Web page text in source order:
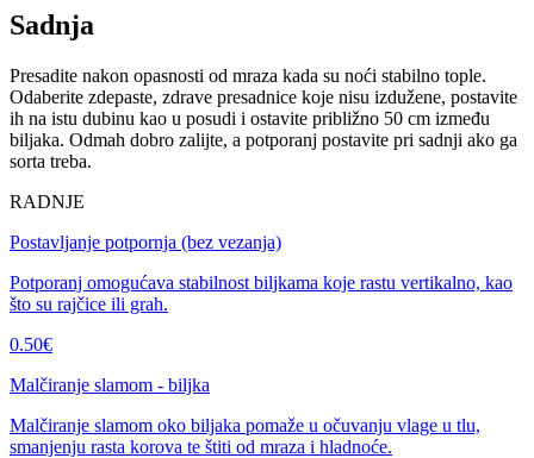
Sadnja
Presadite nakon opasnosti od mraza kada su noći stabilno tople.
Odaberite zdepaste, zdrave presadnice koje nisu izdužene, postavite
ih na istu dubinu kao u posudi i ostavite približno 50 cm između
biljaka. Odmah dobro zalijte, a potporanj postavite pri sadnji ako ga
sorta treba.
RADNJE
Postavljanje potpornja (bez vezanja)
Potporanj omogućava stabilnost biljkama koje rastu vertikalno, kao
što su rajčice ili grah.
0.50€
Malčiranje slamom - biljka
Malčiranje slamom oko biljaka pomaže u očuvanju vlage u tlu,
smanjenju rasta korova te štiti od mraza i hladnoće.